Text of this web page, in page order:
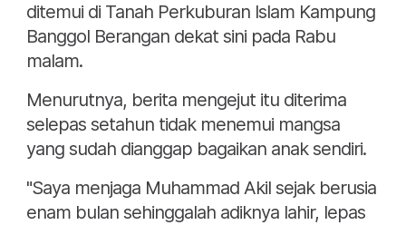
ditemui di Tanah Perkuburan Islam Kampung
Banggol Berangan dekat sini pada Rabu
malam.
Menurutnya, berita mengejut itu diterima
selepas setahun tidak menemui mangsa
yang sudah dianggap bagaikan anak sendiri.
"Saya menjaga Muhammad Akil sejak berusia
enam bulan sehinggalah adiknya lahir, lepas